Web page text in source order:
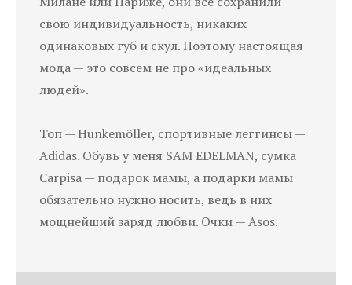
свою индивидуальность, никаких
одинаковых губ и скул. Поэтому настоящая
мода — это совсем не про «идеальных
людей».
Топ — Hunkemöller, спортивные леггинсы —
Adidas. Обувь у меня SAM EDELMAN, сумка
Carpisa — подарок мамы, а подарки мамы
обязательно нужно носить, ведь в них
мощнейший заряд любви. Очки — Asos.